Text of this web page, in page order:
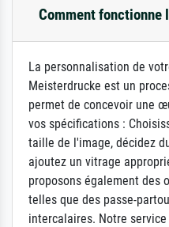
Comment fonctionne
La personnalisation de
Meisterdrucke est un
permet de concevoir une
vos spécifications :
taille de l'image, décidez
ajoutez un vitrage
proposons également des
telles que des passe-
intercalaires. Notre